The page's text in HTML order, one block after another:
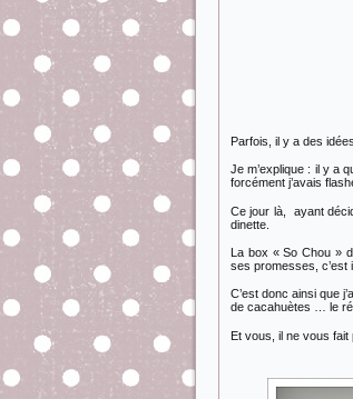
Parfois, il y a des
Je m’explique : il y a
forcément j’avais
Ce jour là,
ayant
dinette.
La box « So Chou »
ses promesses, c’est
C’est donc ainsi que
de cacahuètes … le
Et vous, il ne vous